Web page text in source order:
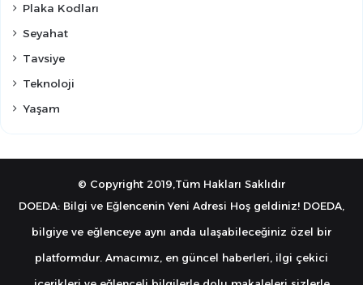
Plaka Kodları
Seyahat
Tavsiye
Teknoloji
Yaşam
© Copyright 2019,Tüm Hakları Saklıdır
DOEDA: Bilgi ve Eğlencenin Yeni Adresi Hoş geldiniz! DOEDA,
bilgiye ve eğlenceye aynı anda ulaşabileceğiniz özel bir
platformdur. Amacımız, en güncel haberleri, ilgi çekici